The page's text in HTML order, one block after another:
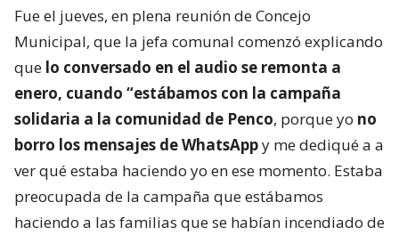
Fue el jueves, en plena reunión de Concejo
Municipal, que la jefa comunal comenzó explicando
que lo conversado en el audio se remonta a
enero, cuando “estábamos con la campaña
solidaria a la comunidad de Penco, porque yo no
borro los mensajes de WhatsAppy me dediqué a a
ver qué estaba haciendo yo en ese momento. Estaba
preocupada de la campaña que estábamos
haciendo a las familias que se habían incendiado de